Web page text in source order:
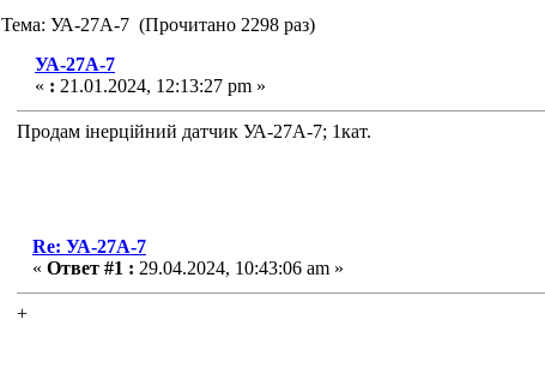
Тема: УА-27А-7 (Прочитано 2298 раз)
УА-27А-7
« : 21.01.2024, 12:13:27 pm »
Продам інерційний датчик УА-27А-7; 1кат.
Re: УА-27А-7
« Ответ #1 : 29.04.2024, 10:43:06 am »
+